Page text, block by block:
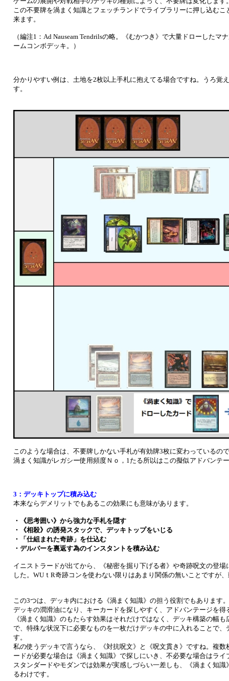
この不要牌を渦まく知識とフェッチランドでライブラリーに押し込むこ
来ます。
（編注1：Ad Nauseam Tendrilsの略。《むかつき》で大量ドローした
ームコンボデッキ。）
分かりやすい例は、土地を2枚以上手札に抱えてる場合ですね。うろ覚
す。
このような場合は、不要牌しかない手札が有効牌3枚に変わっているので
渦まく知識がレガシー使用頻度Ｎｏ，1たる所以はこの擬似アドバンテ
3：デッキトップに積み込む
本来ならデメリットでもあるこの効果にも意味があります。
・《思考囲い》から強力な手札を隠す
・《相殺》の誘発スタックで、デッキトップをいじる
・「仕組まれた奇跡」を仕込む
・デルバーを裏返す為のインスタントを積み込む
イニストラードが出てから、《秘密を掘り下げる者》や奇跡呪文の登
した。WUｔR奇跡コンを使わない限りはあまり関係の無いことですが
この3つは、デッキ内における《渦まく知識》の担う役割でもあります。
デッキの潤滑油になり、キーカードを探しやすく、アドバンテージを得
《渦まく知識》のもたらす効果はそれだけではなく、デッキ構築の幅
で、特殊な状況下に必要なものを一枚だけデッキの中に入れることで
す。
私の使うデッキで言うなら、《対抗呪文》と《呪文貫き》ですね。複
ードが必要な場合は《渦まく知識》で探しにいき、不必要な場合はラ
スタンダードやモダンでは効果が実感しづらい一差しも、《渦まく知
るわけです。